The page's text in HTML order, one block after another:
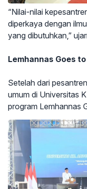
“Nilai-nilai
diperkaya dengan
yang dibutuhkan,”
Lemhannas Goes
Setelah dari
umum di Universitas
program Lemhannas